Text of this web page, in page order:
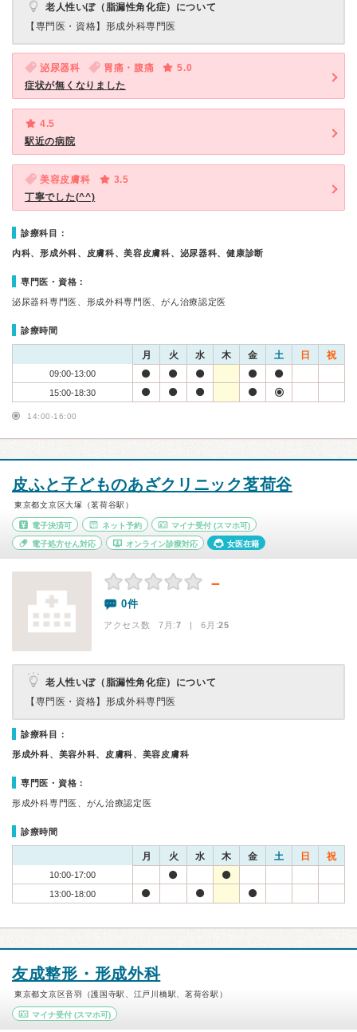
老人性いぼ（脂漏性角化症）について
【専門医・資格】 形成外科専門医
泌尿器科 胃痛・腹痛
5.0
症状が無くなりました
4.5
駅近の病院
美容皮膚科
3.5
丁寧でした(^^)
診療科目：
内科、形成外科、皮膚科、美容皮膚科、泌尿器科、健康診断
専門医・資格：
泌尿器科専門医、形成外科専門医、がん治療認定医
診療時間
月 火 水 木 金 土 日 祝
09:00-13:00
15:00-18:30
14:00-16:00
皮ふと子どものあざクリニック茗荷谷
東京都文京区大塚（茗荷谷駅）
電子決済可 ネット予約 マイナ受付 (スマホ可)
電子処方せん対応 オンライン診療対応 女医在籍
－
0件
アクセス数 7月:7 | 6月:25
老人性いぼ（脂漏性角化症）について
【専門医・資格】 形成外科専門医
診療科目：
形成外科、美容外科、皮膚科、美容皮膚科
専門医・資格：
形成外科専門医、がん治療認定医
診療時間
月 火 水 木 金 土 日 祝
10:00-17:00
13:00-18:00
友成整形・形成外科
東京都文京区音羽（護国寺駅、江戸川橋駅、茗荷谷駅）
マイナ受付 (スマホ可)